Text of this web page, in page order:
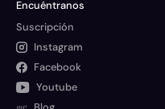
Encuéntranos
Suscripción
Instagram
Facebook
Youtube